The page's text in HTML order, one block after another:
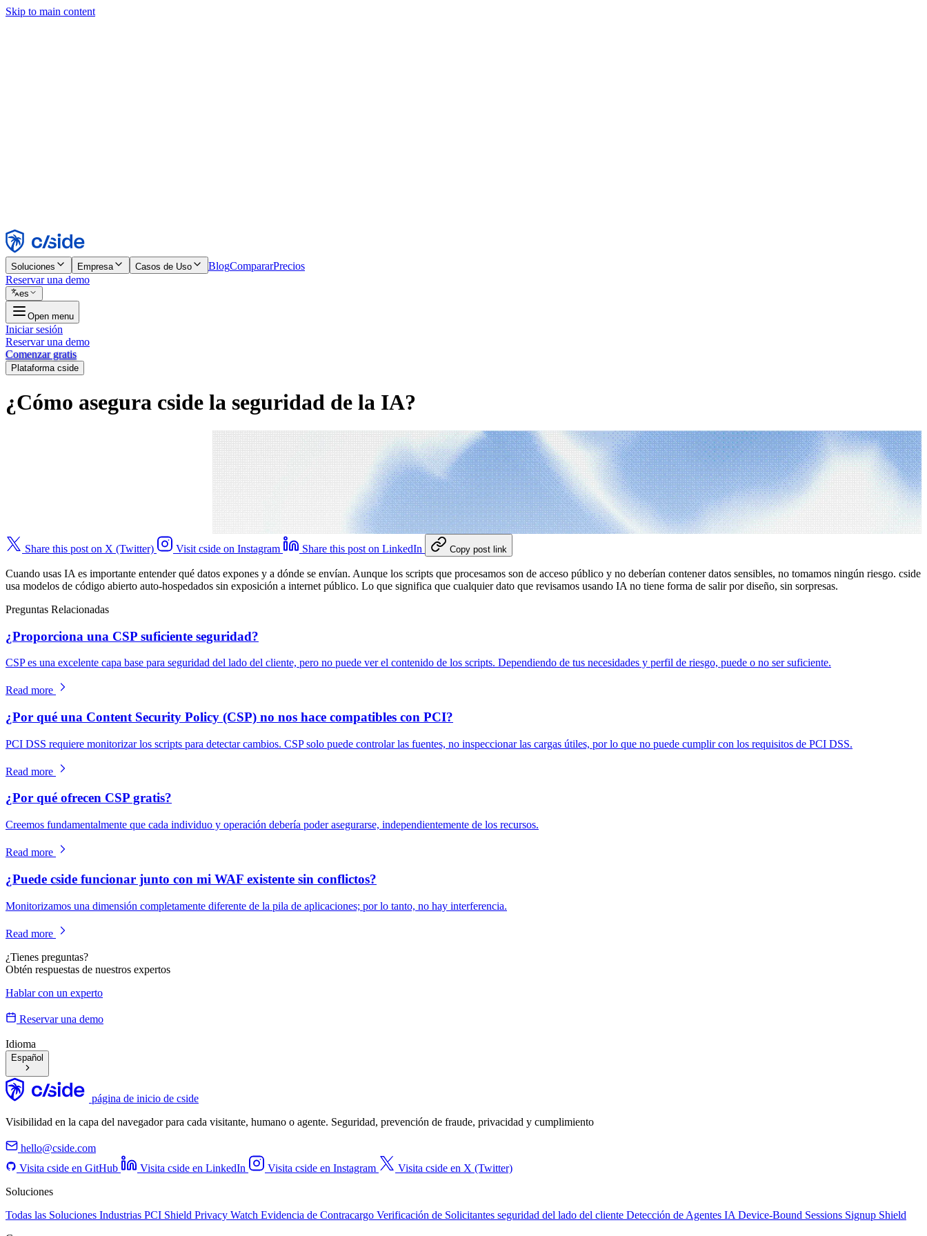
Skip to main content
Rechazar
Soluciones Empresa Casos de Uso BlogCompararPrecios
Reservar una demo
es
Open menu
Iniciar sesión
Reservar una demo
Comenzar gratis
Plataforma cside
¿Cómo asegura cside la seguridad de la IA?
Share this post on X (Twitter) Visit cside on Instagram Share this post on LinkedIn Copy post link
Cuando usas IA es importante entender qué datos expones y a dónde se envían. Aunque los scripts que procesamos son de acceso público y no deberían contener datos sensibles, no tomamos ningún riesgo. cside
usa modelos de código abierto auto-hospedados sin exposición a internet público. Lo que significa que cualquier dato que revisamos usando IA no tiene forma de salir por diseño, sin sorpresas.
Preguntas Relacionadas
¿Proporciona una CSP suficiente seguridad?
CSP es una excelente capa base para seguridad del lado del cliente, pero no puede ver el contenido de los scripts. Dependiendo de tus necesidades y perfil de riesgo, puede o no ser suficiente.
Read more
¿Por qué una Content Security Policy (CSP) no nos hace compatibles con PCI?
PCI DSS requiere monitorizar los scripts para detectar cambios. CSP solo puede controlar las fuentes, no inspeccionar las cargas útiles, por lo que no puede cumplir con los requisitos de PCI DSS.
Read more
¿Por qué ofrecen CSP gratis?
Creemos fundamentalmente que cada individuo y operación debería poder asegurarse, independientemente de los recursos.
Read more
¿Puede cside funcionar junto con mi WAF existente sin conflictos?
Monitorizamos una dimensión completamente diferente de la pila de aplicaciones; por lo tanto, no hay interferencia.
Read more
¿Tienes preguntas?
Obtén respuestas de nuestros expertos
Hablar con un experto
Reservar una demo
Idioma
Español
página de inicio de cside
Visibilidad en la capa del navegador para cada visitante, humano o agente. Seguridad, prevención de fraude, privacidad y cumplimiento
hello@cside.com
Visita cside en GitHub
Visita cside en LinkedIn Visita cside en Instagram
Visita cside en X (Twitter)
Soluciones
Todas las Soluciones Industrias PCI Shield Privacy Watch Evidencia de Contracargo Verificación de Solicitantes seguridad del lado del cliente Detección de Agentes IA Device-Bound Sessions Signup Shield